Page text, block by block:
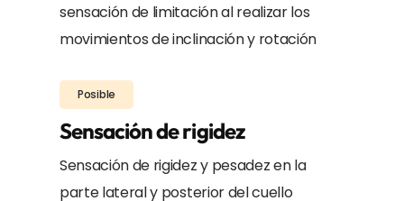
sensación de limitación al realizar los
movimientos de inclinación y rotación
Posible
Sensación de rigidez
Sensación de rigidez y pesadez en la
parte lateral y posterior del cuello